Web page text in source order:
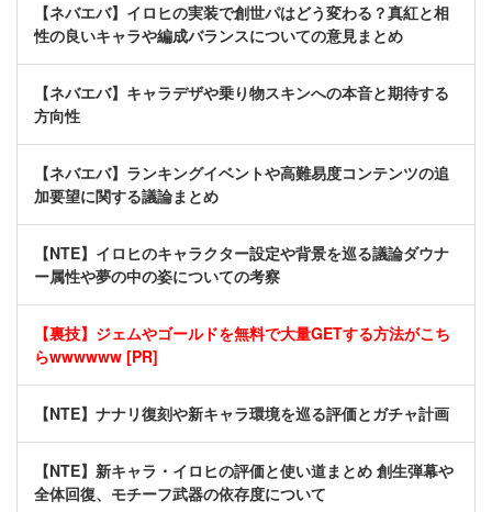
【ネバエバ】イロヒの実装で創世パはどう変わる？真紅と相
性の良いキャラや編成バランスについての意見まとめ
【ネバエバ】キャラデザや乗り物スキンへの本音と期待する
方向性
【ネバエバ】ランキングイベントや高難易度コンテンツの追
加要望に関する議論まとめ
【NTE】イロヒのキャラクター設定や背景を巡る議論ダウナ
ー属性や夢の中の姿についての考察
【裏技】ジェムやゴールドを無料で大量GETする方法がこち
らwwwwww [PR]
【NTE】ナナリ復刻や新キャラ環境を巡る評価とガチャ計画
【NTE】新キャラ・イロヒの評価と使い道まとめ 創生弾幕や
全体回復、モチーフ武器の依存度について